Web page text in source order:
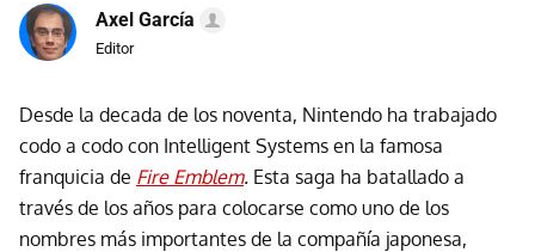
Axel García
Editor
Desde la decada de los noventa, Nintendo ha trabajado
codo a codo con Intelligent Systems en la famosa
franquicia de Fire Emblem. Esta saga ha batallado a
través de los años para colocarse como uno de los
nombres más importantes de la compañía japonesa,